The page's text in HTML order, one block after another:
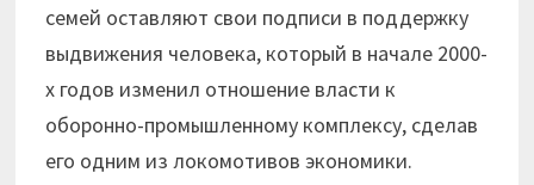
семей оставляют свои подписи в поддержку
выдвижения человека, который в начале 2000-
х годов изменил отношение власти к
оборонно-промышленному комплексу, сделав
его одним из локомотивов экономики.